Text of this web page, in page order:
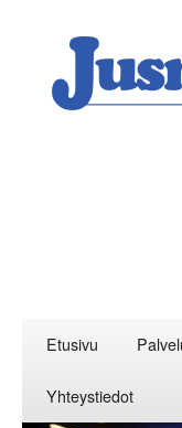
Siirry
sisältöön
Etusivu
Yhteystiedot